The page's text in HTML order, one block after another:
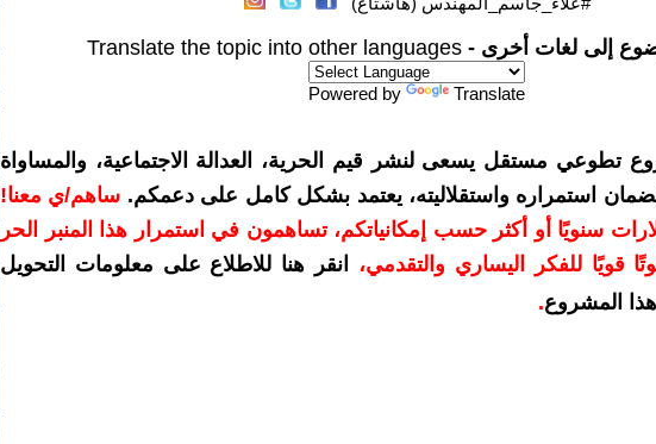
إلى لغات أخرى - Translate the topic into other languages
Powered by Translate
تطوعي مستقل يسعى لنشر قيم الحرية، العدالة الاجتماعية، والمساواة
استمراره واستقلاليته، يعتمد بشكل كامل على دعمكم. ساهم/ي معنا!
بمبلغ 10 دولارات سنويًا أو أكثر حسب إمكانياتكم، تساهمون في استمرار هذا المنبر الحر
قويًا للفكر اليساري والتقدمي،
انقر هنا للاطلاع على معلومات التحويل
المشروع.